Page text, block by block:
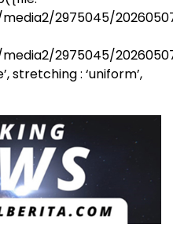
2975045/
2975045/
stretching : ‘uniform’,